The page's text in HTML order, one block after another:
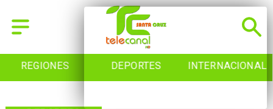
REGIONES DEPORTES INTERNACIONAL